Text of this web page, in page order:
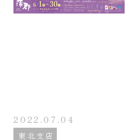
2022.07.04
東北支店